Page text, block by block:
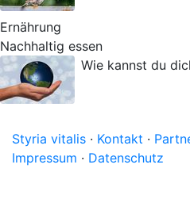
Ernährung
Nachhaltig essen
Wie kannst du
Styria vitalis · Kontakt ·
Impressum · Datenschutz